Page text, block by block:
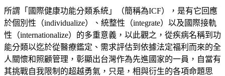
所謂「國際健康功能分類系統」（簡稱為ICF），是有它回應
於個別性（individualize）、統整性（integrate）以及國際接軌
性（internationalize）的多重意義，以此觀之，從疾病名稱到功
能分類以迄於從醫療鑑定、需求評估到依據法定福利而來的全
人關懷和照顧管理，彰顯出台灣作為先進國家的一員，自當有
其挑戰自我限制的超越勇氣，只是，相與衍生的各項命題思